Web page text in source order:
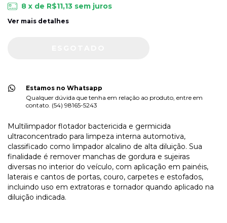
8 x de R$11,13 sem juros
Ver mais detalhes
Estamos no Whatsapp
Qualquer dúvida que tenha em relação ao produto, entre em
contato. (54) 98165-5243
Multilimpador flotador bactericida e germicida
ultraconcentrado para limpeza interna automotiva,
classificado como limpador alcalino de alta diluição. Sua
finalidade é remover manchas de gordura e sujeiras
diversas no interior do veículo, com aplicação em painéis,
laterais e cantos de portas, couro, carpetes e estofados,
incluindo uso em extratoras e tornador quando aplicado na
diluição indicada.